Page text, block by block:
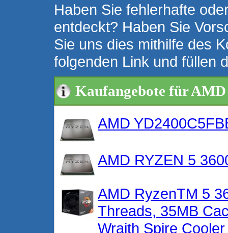
Haben Sie fehlerhafte
entdeckt? Haben Sie
Sie uns dies mithilfe des
folgenden Link und füllen
Kaufangebote für
AMD
AMD RYZEN 5
AMD RyzenTM 5
Threads, 35MB
Wraith Spire Cooler